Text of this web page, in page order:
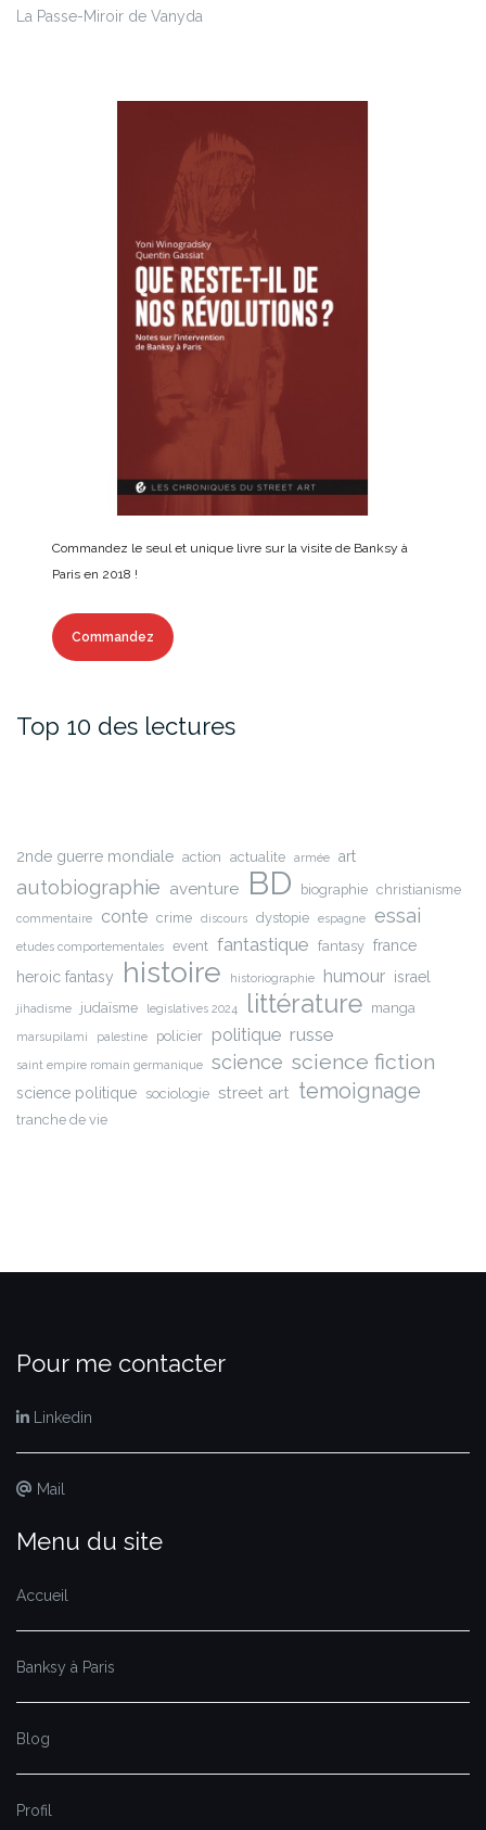
La Passe-Miroir de Vanyda
Commandez le seul et unique livre sur la visite de Banksy à
Paris en 2018 !
Commandez
Top 10 des lectures
2nde guerre mondiale action actualite armée art
autobiographie aventure BD biographie christianisme
commentaire conte crime discours dystopie espagne essai
etudes comportementales event fantastique fantasy france
heroic fantasy
histoire historiographie humour israel
jihadisme judaïsme legislatives 2024 littérature manga
marsupilami palestine policier politique russe
saint empire romain germanique science science fiction
science politique sociologie street art temoignage
tranche de vie
Pour me contacter
Linkedin
Mail
Menu du site
Accueil
Banksy à Paris
Blog
Profil